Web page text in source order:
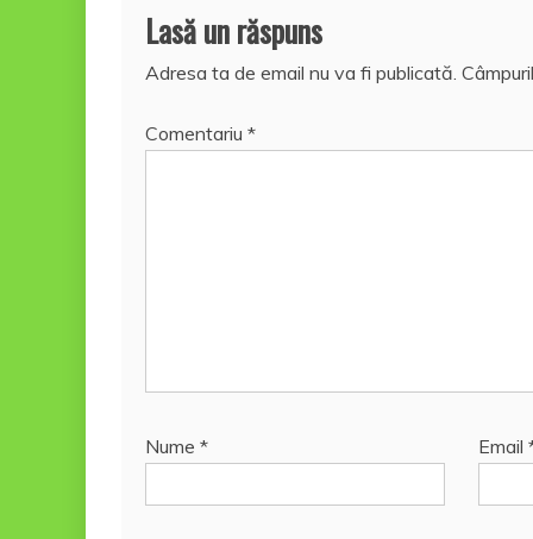
Lasă un răspuns
Adresa ta de email nu va fi publicată.
Comentariu *
Nume * Email